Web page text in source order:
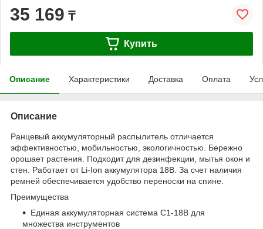
35 169 ₸
Купить
Описание Характеристики Доставка Оплата
Описание
Ранцевый аккумуляторный распылитель отличается
эффективностью, мобильностью, экологичностью. Бережно
орошает растения. Подходит для дезинфекции, мытья окон и
стен. Работает от Li-Ion аккумулятора 18В. За счет наличия
ремней обеспечивается удобство переноски на спине.
Преимущества
Единая аккумуляторная система С1-18В для
множества инструментов